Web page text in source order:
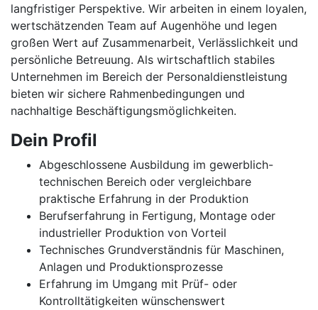
langfristiger Perspektive. Wir arbeiten in einem loyalen,
wertschätzenden Team auf Augenhöhe und legen
großen Wert auf Zusammenarbeit, Verlässlichkeit und
persönliche Betreuung. Als wirtschaftlich stabiles
Unternehmen im Bereich der Personaldienstleistung
bieten wir sichere Rahmenbedingungen und
nachhaltige Beschäftigungsmöglichkeiten.
Dein Profil
Abgeschlossene Ausbildung im gewerblich-
technischen Bereich oder vergleichbare
praktische Erfahrung in der Produktion
Berufserfahrung in Fertigung, Montage oder
industrieller Produktion von Vorteil
Technisches Grundverständnis für Maschinen,
Anlagen und Produktionsprozesse
Erfahrung im Umgang mit Prüf- oder
Kontrolltätigkeiten wünschenswert